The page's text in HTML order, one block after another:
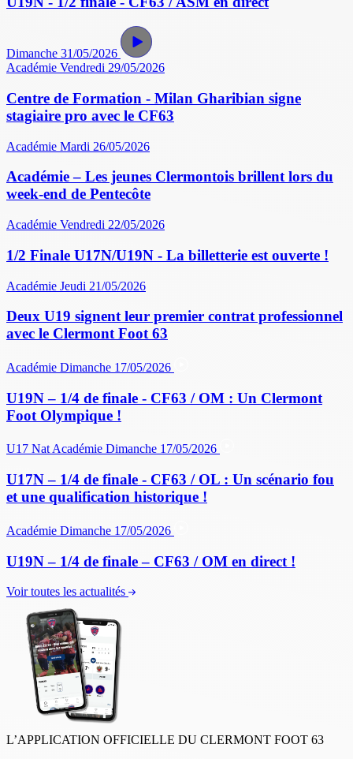
Dimanche 31/05/2026
Académie Vendredi 29/05/2026
Centre de Formation - Milan Gharibian signe
stagiaire pro avec le CF63
Académie Mardi 26/05/2026
Académie – Les jeunes Clermontois brillent lors du
week-end de Pentecôte
Académie Vendredi 22/05/2026
1/2 Finale U17N/U19N - La billetterie est ouverte !
Académie Jeudi 21/05/2026
Deux U19 signent leur premier contrat professionnel
avec le Clermont Foot 63
Académie Dimanche 17/05/2026
U19N – 1/4 de finale - CF63 / OM : Un Clermont
Foot Olympique !
U17 Nat Académie Dimanche 17/05/2026
U17N – 1/4 de finale - CF63 / OL : Un scénario fou
et une qualification historique !
Académie Dimanche 17/05/2026
U19N – 1/4 de finale – CF63 / OM en direct !
Voir toutes les actualités
L’APPLICATION OFFICIELLE DU CLERMONT FOOT 63